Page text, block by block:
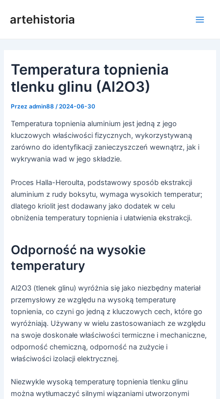
artehistoria
Temperatura topnienia
tlenku glinu (Al2O3)
Przezadmin88 /2024-06-30
Temperatura topnienia aluminium jest jedną z jego
kluczowych właściwości fizycznych, wykorzystywaną
zarówno do identyfikacji zanieczyszczeń wewnątrz, jak i
wykrywania wad w jego składzie.
Proces Halla-Heroulta, podstawowy sposób ekstrakcji
aluminium z rudy boksytu, wymaga wysokich temperatur;
dlatego kriolit jest dodawany jako dodatek w celu
obniżenia temperatury topnienia i ułatwienia ekstrakcji.
Odporność na wysokie
temperatury
Al2O3 (tlenek glinu) wyróżnia się jako niezbędny materiał
przemysłowy ze względu na wysoką temperaturę
topnienia, co czyni go jedną z kluczowych cech, które go
wyróżniają. Używany w wielu zastosowaniach ze względu
na swoje doskonałe właściwości termiczne i mechaniczne,
odporność chemiczną, odporność na zużycie i
właściwości izolacji elektrycznej.
Niezwykle wysoką temperaturę topnienia tlenku glinu
można wytłumaczyć silnymi wiązaniami utworzonymi